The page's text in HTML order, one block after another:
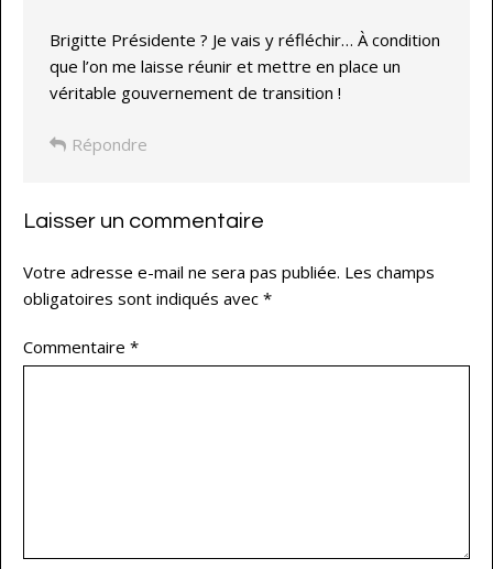
Brigitte Présidente ? Je vais y réfléchir… À condition
que l’on me laisse réunir et mettre en place un
véritable gouvernement de transition !
Répondre
Laisser un commentaire
Votre adresse e-mail ne sera pas publiée. Les champs
obligatoires sont indiqués avec *
Commentaire *